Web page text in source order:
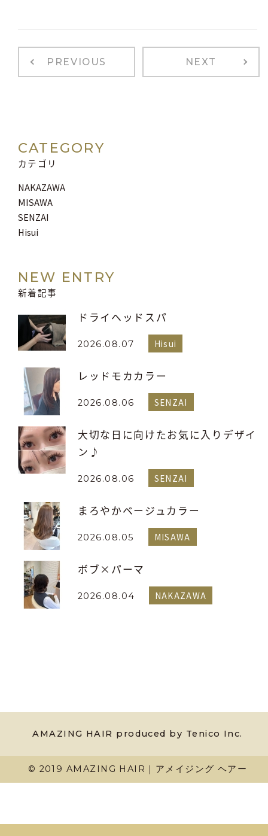
PREVIOUS NEXT
CATEGORY
カテゴリ
NAKAZAWA
MISAWA
SENZAI
Hisui
NEW ENTRY
新着記事
ドライヘッドスパ
2026.08.07 Hisui
レッドモカカラー
2026.08.06 SENZAI
大切な日に向けたお気に入りデザイ
ン♪
2026.08.06 SENZAI
まろやかベージュカラー
2026.08.05 MISAWA
ボブ×パーマ
2026.08.04 NAKAZAWA
AMAZING HAIR produced by Tenico Inc.
© 2019 AMAZING HAIR｜アメイジング ヘアー